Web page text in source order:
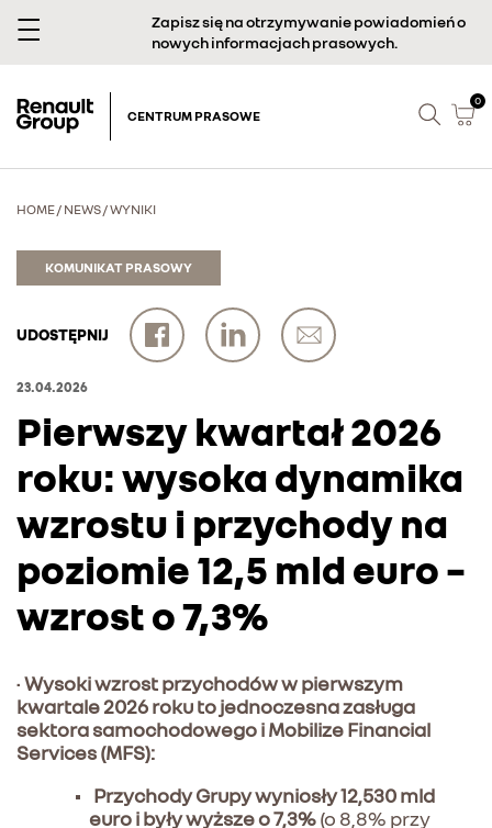
Zapisz się na otrzymywanie powiadomień o
nowych informacjach prasowych.
CENTRUM PRASOWE
0
HOME/ NEWS/WYNIKI
KOMUNIKAT PRASOWY
UDOSTĘPNIJ
23.04.2026
Pierwszy kwartał 2026
roku: wysoka dynamika
wzrostu i przychody na
poziomie 12,5 mld euro –
wzrost o 7,3%
•Wysoki wzrost przychodów w pierwszym
kwartale 2026 roku to jednoczesna zasługa
sektora samochodowego i Mobilize Financial
Services (MFS):
Przychody Grupy wyniosły 12,530 mld
euro i były wyższe o 7,3%(o 8,8% przy